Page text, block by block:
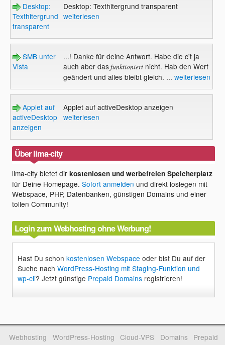
Desktop:
Texthitergrund
transparent
Desktop: Texthitergrund transparent
weiterlesen
SMB unter
Vista
...! Danke für deine Antwort. Habe die c't ja
auch aber dasfunktioniertnicht. Hab den Wert
geändert und alles bleibt gleich. ... weiterlesen
Applet auf
activeDesktop
anzeigen
Applet auf activeDesktop anzeigen
weiterlesen
Über lima-city
lima-city bietet dirkostenlosen und werbefreien Speicherplatz
für Deine Homepage.Sofort anmelden und direkt loslegen mit
Webspace, PHP, Datenbanken, günstigen Domains und einer
tollen Community!
Login zum Webhosting ohne Werbung!
Hast Du schonkostenlosen Webspace oder bist Du auf der
Suche nachWordPress-Hosting mit Staging-Funktion und
wp-cli? Jetzt günstige Prepaid Domains registrieren!
Webhosting WordPress-Hosting Cloud-VPS Domains
Prepaid